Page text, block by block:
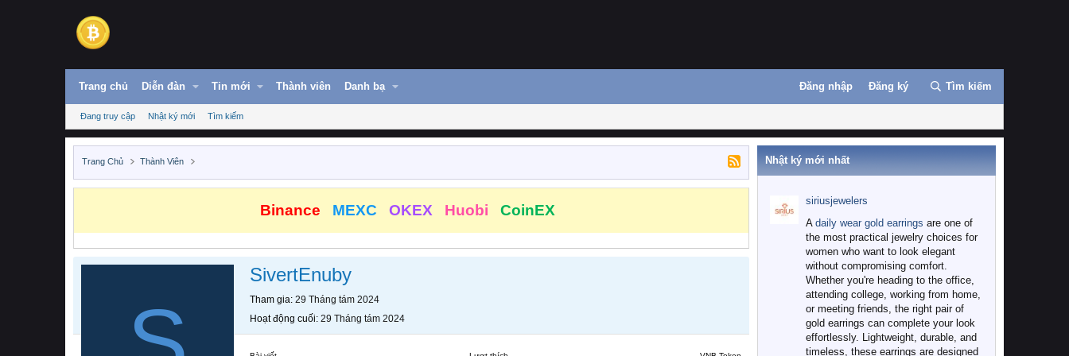
Trang chủ Diễn đàn Tin mới Thành viên Danh bạ Đăng nhập Đăng ký Tìm kiếm
Đang truy cập Nhật ký mới Tìm kiếm
Trang Chủ Thành Viên
Binance MEXC OKEX Huobi CoinEX
SivertEnuby
Tham gia 29 Tháng tám 2024
Hoạt động cuối 29 Tháng tám 2024
Nhật ký mới nhất
siriusjewelers
A daily wear gold earrings are one of
the most practical jewelry choices for
women who want to look elegant
without compromising comfort.
Whether you're heading to the office,
attending college, working from home,
or meeting friends, the right pair of
gold earrings can complete your look
effortlessly. Lightweight, durable, and
timeless, these earrings are designed